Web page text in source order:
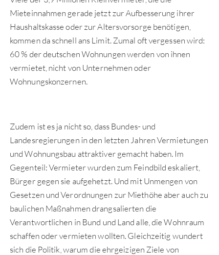
Mieteinnahmen gerade jetzt zur Aufbesserung ihrer
Haushaltskasse oder zur Altersvorsorge benötigen,
kommen da schnell ans Limit. Zumal oft vergessen wird:
60 % der deutschen Wohnungen werden von ihnen
vermietet, nicht von Unternehmen oder
Wohnungskonzernen.
Zudem ist es ja nicht so, dass Bundes- und
Landesregierungen in den letzten Jahren Vermietungen
und Wohnungsbau attraktiver gemacht haben. Im
Gegenteil: Vermieter wurden zum Feindbild eskaliert,
Bürger gegen sie aufgehetzt. Und mit Unmengen von
Gesetzen und Verordnungen zur Miethöhe aber auch zu
baulichen Maßnahmen drangsalierten die
Verantwortlichen in Bund und Land alle, die Wohnraum
schaffen oder vermieten wollten. Gleichzeitig wundert
sich die Politik, warum die ehrgeizigen Ziele von